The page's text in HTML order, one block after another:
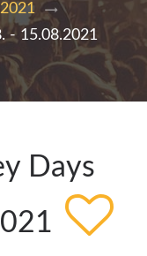
- 15.08.2021
Days